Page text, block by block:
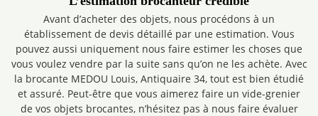
Avant d’acheter des objets, nous procédons à un
établissement de devis détaillé par une estimation. Vous
pouvez aussi uniquement nous faire estimer les choses que
vous voulez vendre par la suite sans qu’on ne les achète. Avec
la brocante MEDOU Louis, Antiquaire 34, tout est bien étudié
et assuré. Peut-être que vous aimerez faire un vide-grenier
de vos objets brocantes, n’hésitez pas à nous faire évaluer